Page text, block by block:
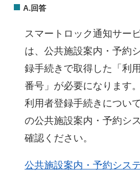
A.回答
スマートロック通知サー
は、公共施設案内・予約
録手続きで取得した「利
番号」が必要になります。
利用者登録手続きについ
の公共施設案内・予約シ
確認ください。
公共施設案内・予約シス